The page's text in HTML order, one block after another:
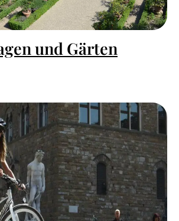
und Gärten